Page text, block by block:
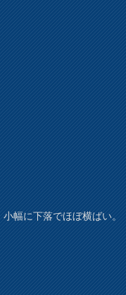
幅に下落でほぼ横ばい。